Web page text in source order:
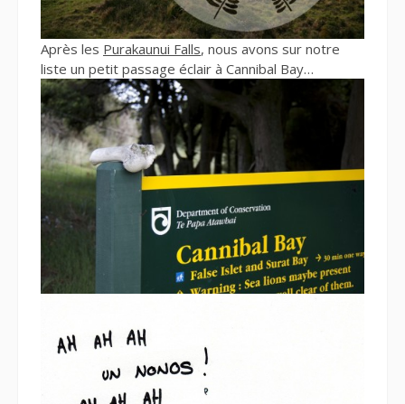
Après les Purakaunui Falls, nous avons sur notre
liste un petit passage éclair à Cannibal Bay…